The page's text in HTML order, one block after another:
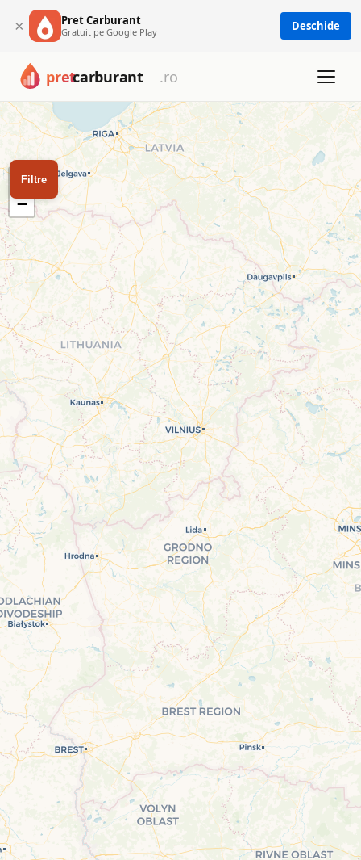
× Pret Carburant
Gratuit pe Google Play Deschide
Harta benzinăriilor din
Harta cu toate cele 1673 benzinării din România: Petrom,
Filtrează după tip de carburant sau rețea pentru a găsi
Filtre
+
−